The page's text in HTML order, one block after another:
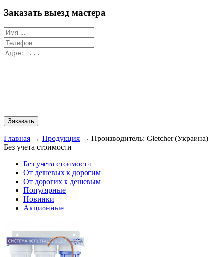
Заказать выезд мастера
Главная → Продукция → Производитель: Gletcher (Украина)
Без учета стоимости
Без учета стоимости
От дешевых к дорогим
От дорогих к дешевым
Популярные
Новинки
Акционные